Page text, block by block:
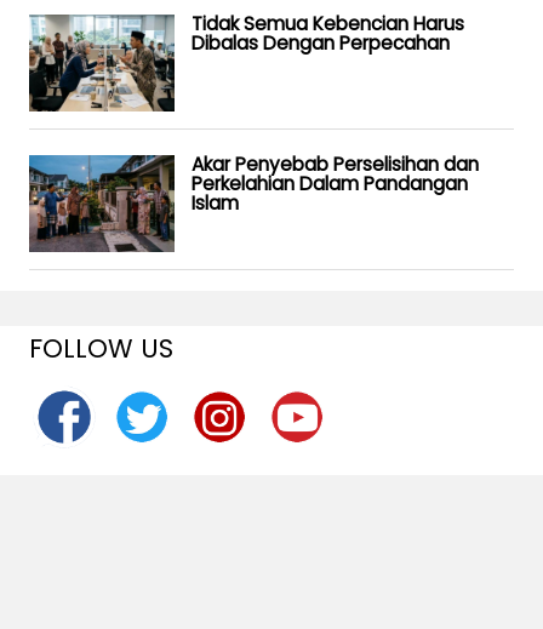
Tidak Semua Kebencian Harus
Dibalas Dengan Perpecahan
Akar Penyebab Perselisihan dan
Perkelahian Dalam Pandangan
Islam
FOLLOW US